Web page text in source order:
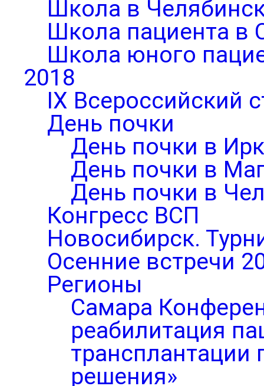
Школа в
Школа пациента в
Школа юного
2018
IX Всероссийский
День почки
День почки в
День почки в
День почки в
Конгресс ВСП
Новосибирск.
Осенние встречи
Регионы
Самара
реабилитация
трансплантации
решения»